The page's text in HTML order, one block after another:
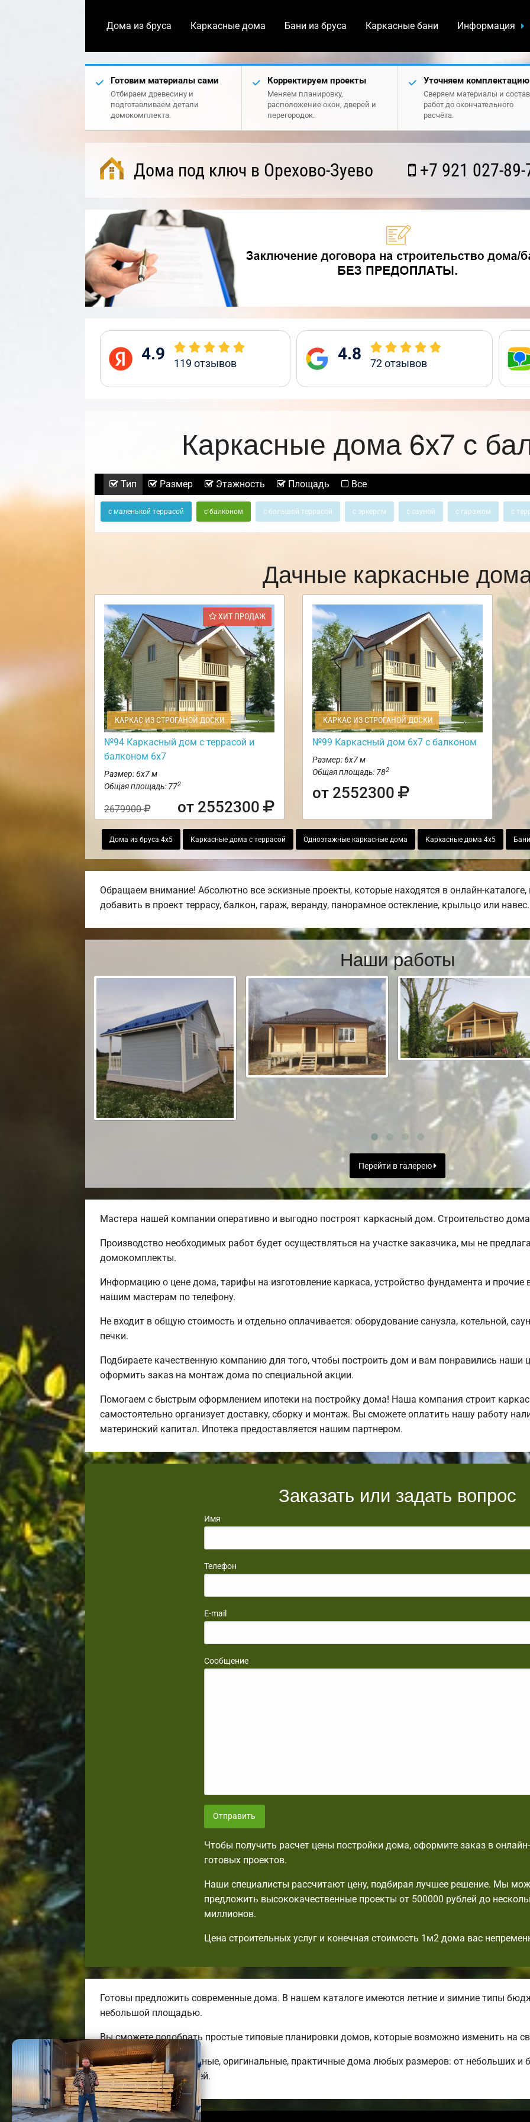
Дома из бруса Каркасные дома Бани из бруса Каркасные бани Информация
Готовим материалы сами
Отбираем древесину и
подготавливаем детали
домокомплекта.
Корректируем проекты
Меняем планировку,
расположение окон, дверей и
перегородок.
Уточняем комплектацию
Сверяем материалы и состав
работ до окончательного
расчёта.
Дома под ключ в Орехово-Зуево +7 921 027-89-
4.9 119 отзывов 4.8 72отзывов
Каркасные дома 6х7 с
Тип Размер Этажность Площадь Все
с маленькой террасой с балконом с большой террасой с эркером с сауной с гаражом с
Дачные каркасные
ХИТ ПРОДАЖ
КАРКАС ИЗ СТРОГАНОЙ ДОСКИ
№94 Каркасный дом с террасой и
балконом 6х7
Размер: 6х7 м
Общая площадь: 772
2679900 от 2552300
КАРКАС ИЗ СТРОГАНОЙ ДОСКИ
№99 Каркасный дом 6х7 с балконом
Размер: 6х7 м
Общая площадь: 782
от 2552300
Дома из бруса 4х5 Каркасные дома с террасой Одноэтажные каркасные дома Каркасные дома 4х5
Обращаем внимание! Абсолютно все эскизные проекты, которые находятся в онлайн-
добавить в проект террасу, балкон, гараж, веранду, панорамное остекление, крыльцо или навес.
Наши работы
Перейти в галерею
Мастера нашей компании оперативно и выгодно построят каркасный дом. Строительство
Производство необходимых работ будет осуществляться на участке заказчика, мы не
домокомплекты.
Информацию о цене дома, тарифы на изготовление каркаса, устройство фундамента и прочие
нашим мастерам по телефону.
Не входит в общую стоимость и отдельно оплачивается: оборудование санузла, котельной,
печки.
Подбираете качественную компанию для того, чтобы построить дом и вам понравились наши
оформить заказ на монтаж дома по специальной акции.
Помогаем с быстрым оформлением ипотеки на постройку дома! Наша компания строит
самостоятельно организует доставку, сборку и монтаж. Вы сможете оплатить нашу работу
материнский капитал. Ипотека предоставляется нашим партнером.
Заказать или задать вопрос
Имя
Телефон
E-mail
Сообщение
Отправить
Чтобы получить расчет цены постройки дома, оформите заказ в
готовых проектов.
Наши специалисты рассчитают цену, подбирая лучшее решение. Мы
предложить высококачественные проекты от 500000 рублей до
миллионов.
Цена строительных услуг и конечная стоимость 1м2 дома вас
Готовы предложить современные дома. В нашем каталоге имеются летние и зимние типы
небольшой площадью.
Вы сможете подобрать простые типовые планировки домов, которые возможно изменить на
Мы предлагаем надежные, оригинальные, практичные дома любых размеров: от небольших
трехэтажных коттеджей.